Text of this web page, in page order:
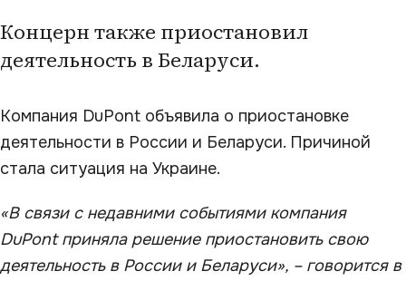
Концерн также приостановил
деятельность в Беларуси.
Компания DuPont объявила о приостановке
деятельности в России и Беларуси. Причиной
стала ситуация на Украине.
«В связи с недавними событиями компания
DuPont приняла решение приостановить свою
деятельность в России и Беларуси», – говорится в